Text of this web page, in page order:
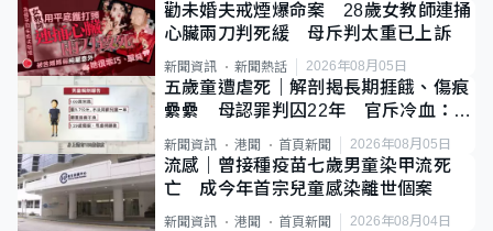
勸未婚夫戒煙爆命案 28歲女教師連捅
心臟兩刀判死緩 母斥判太重已上訴
新聞資訊 新聞熱話 2026年08月05日
五歲童遭虐死｜解剖揭長期捱餓、傷痕
纍纍 母認罪判囚22年 官斥冷血：同
類案最惡劣
新聞資訊 港聞 首頁新聞 2026年08月05日
流感｜曾接種疫苗七歲男童染甲流死
亡 成今年首宗兒童感染離世個案
新聞資訊 港聞 首頁新聞 2026年08月04日